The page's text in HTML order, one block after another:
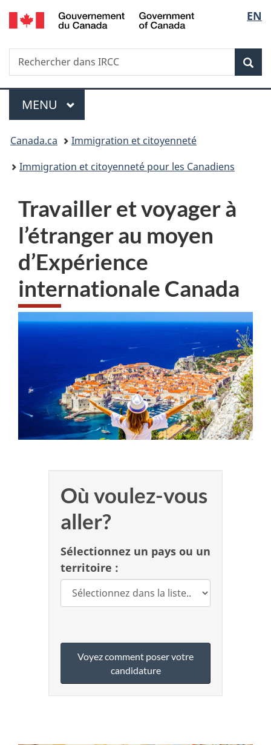
Passer
au
Passer
à
du
Passer
à
simplifiée
de
la
EN
Recherche
Rechercher
dans
Menu
MENU PRINCIPAL
Vous
êtes
Canada.ca
Immigration et citoyenneté
Immigration et citoyenneté pour les Canadiens
Travailler et voyager à
l’étranger au moyen
d’Expérience
internationale Canada
Où voulez-vous
aller?
Sélectionnez un pays ou un
territoire :
Voyez comment poser votre
candidature